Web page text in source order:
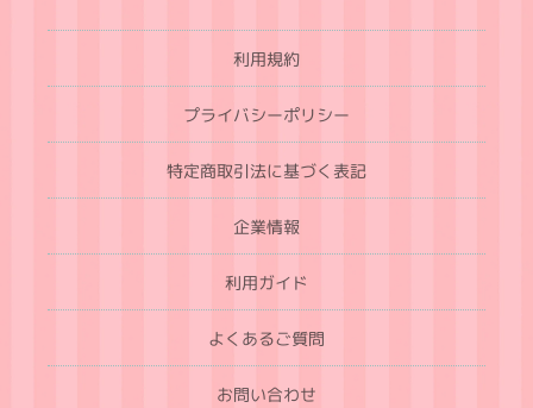
利用規約
プライバシーポリシー
特定商取引法に基づく表記
企業情報
利用ガイド
よくあるご質問
お問い合わせ